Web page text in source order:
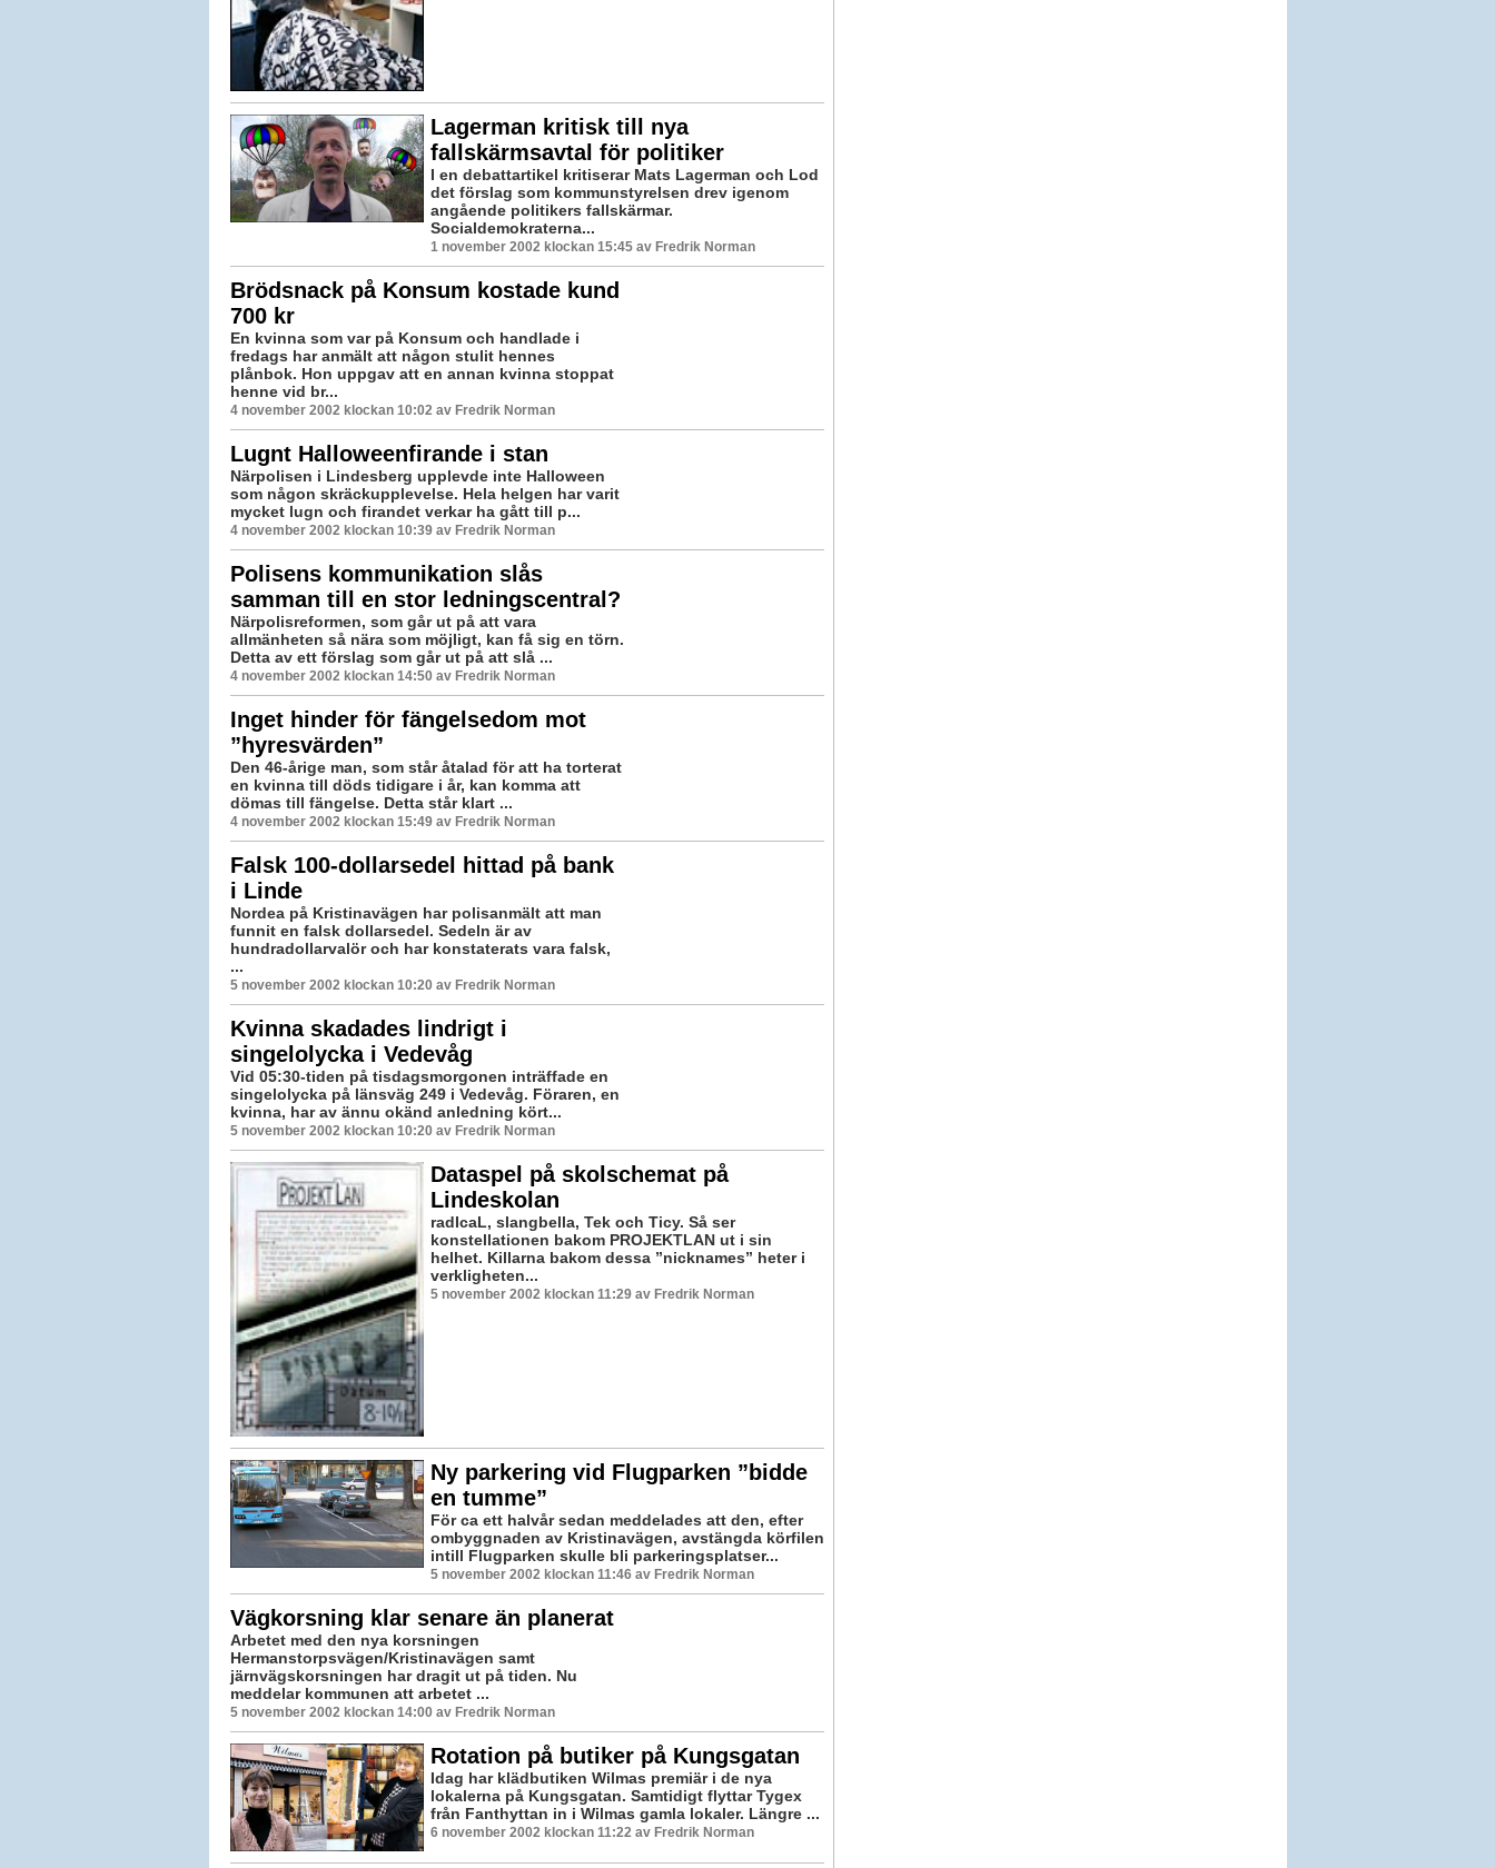
Lagerman kritisk till nya
fallskärmsavtal för politiker
I en debattartikel kritiserar Mats Lagerman och Lod
det förslag som kommunstyrelsen drev igenom
angående politikers fallskärmar.
Socialdemokraterna...
1 november 2002 klockan 15:45 av Fredrik Norman
Brödsnack på Konsum kostade kund
700 kr
En kvinna som var på Konsum och handlade i
fredags har anmält att någon stulit hennes
plånbok. Hon uppgav att en annan kvinna stoppat
henne vid br...
4 november 2002 klockan 10:02 av Fredrik Norman
Lugnt Halloweenfirande i stan
Närpolisen i Lindesberg upplevde inte Halloween
som någon skräckupplevelse. Hela helgen har varit
mycket lugn och firandet verkar ha gått till p...
4 november 2002 klockan 10:39 av Fredrik Norman
Polisens kommunikation slås
samman till en stor ledningscentral?
Närpolisreformen, som går ut på att vara
allmänheten så nära som möjligt, kan få sig en törn.
Detta av ett förslag som går ut på att slå ...
4 november 2002 klockan 14:50 av Fredrik Norman
Inget hinder för fängelsedom mot
”hyresvärden”
Den 46-årige man, som står åtalad för att ha torterat
en kvinna till döds tidigare i år, kan komma att
dömas till fängelse. Detta står klart ...
4 november 2002 klockan 15:49 av Fredrik Norman
Falsk 100-dollarsedel hittad på bank
i Linde
Nordea på Kristinavägen har polisanmält att man
funnit en falsk dollarsedel. Sedeln är av
hundradollarvalör och har konstaterats vara falsk,
...
5 november 2002 klockan 10:20 av Fredrik Norman
Kvinna skadades lindrigt i
singelolycka i Vedevåg
Vid 05:30-tiden på tisdagsmorgonen inträffade en
singelolycka på länsväg 249 i Vedevåg. Föraren, en
kvinna, har av ännu okänd anledning kört...
5 november 2002 klockan 10:20 av Fredrik Norman
Dataspel på skolschemat på
Lindeskolan
radIcaL, slangbella, Tek och Ticy. Så ser
konstellationen bakom PROJEKTLAN ut i sin
helhet. Killarna bakom dessa ”nicknames” heter i
verkligheten...
5 november 2002 klockan 11:29 av Fredrik Norman
Ny parkering vid Flugparken ”bidde
en tumme”
För ca ett halvår sedan meddelades att den, efter
ombyggnaden av Kristinavägen, avstängda körfilen
intill Flugparken skulle bli parkeringsplatser...
5 november 2002 klockan 11:46 av Fredrik Norman
Vägkorsning klar senare än planerat
Arbetet med den nya korsningen
Hermanstorpsvägen/Kristinavägen samt
järnvägskorsningen har dragit ut på tiden. Nu
meddelar kommunen att arbetet ...
5 november 2002 klockan 14:00 av Fredrik Norman
Rotation på butiker på Kungsgatan
Idag har klädbutiken Wilmas premiär i de nya
lokalerna på Kungsgatan. Samtidigt flyttar Tygex
från Fanthyttan in i Wilmas gamla lokaler. Längre ...
6 november 2002 klockan 11:22 av Fredrik Norman